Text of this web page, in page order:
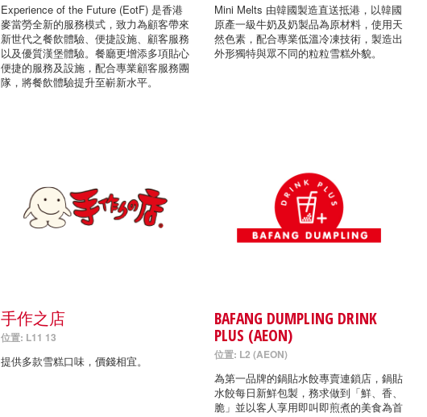
Experience of the Future (EotF) 是香港
麥當勞全新的服務模式，致力為顧客帶來
新世代之餐飲體驗、便捷設施、顧客服務
以及優質漢堡體驗。餐廳更增添多項貼心
便捷的服務及設施，配合專業顧客服務團
隊，將餐飲體驗提升至嶄新水平。
Mini Melts 由韓國製造直送抵港，以韓國
原產一級牛奶及奶製品為原材料，使用天
然色素，配合專業低溫冷凍技術，製造出
外形獨特與眾不同的粒粒雪糕外貌。
手作之店
位置: L11 13
提供多款雪糕口味，價錢相宜。
BAFANG DUMPLING DRINK
PLUS (AEON)
位置: L2 (AEON)
為第一品牌的鍋貼水餃專賣連鎖店，鍋貼
水餃每日新鮮包製，務求做到「鮮、香、
脆」並以客人享用即叫即煎煮的美食為首